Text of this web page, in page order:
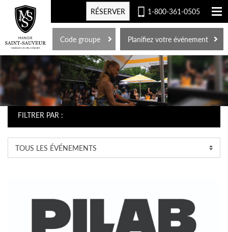
EN
1-800-361-0505
RÉSERVER
Planifiez votre événement
Code groupe
FILTRER PAR :
TOUS LES ÉVÉNEMENTS